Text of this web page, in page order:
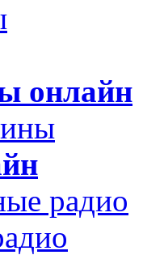
онлайн
радио